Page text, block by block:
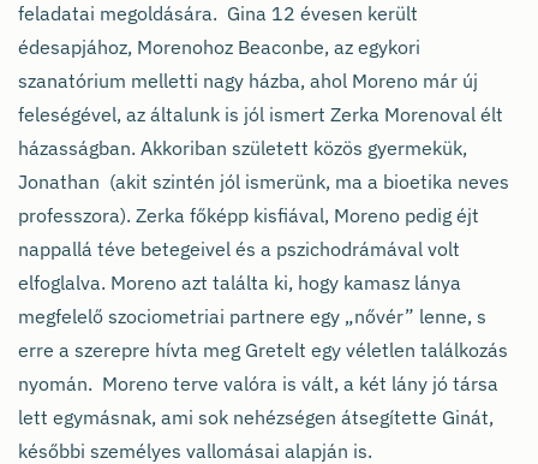
feladatai megoldására. Gina 12 évesen került
édesapjához, Morenohoz Beaconbe, az egykori
szanatórium melletti nagy házba, ahol Moreno már új
feleségével, az általunk is jól ismert Zerka Morenoval élt
házasságban. Akkoriban született közös gyermekük,
Jonathan (akit szintén jól ismerünk, ma a bioetika neves
professzora). Zerka főképp kisfiával, Moreno pedig éjt
nappallá téve betegeivel és a pszichodrámával volt
elfoglalva. Moreno azt találta ki, hogy kamasz lánya
megfelelő szociometriai partnere egy „nővér” lenne, s
erre a szerepre hívta meg Gretelt egy véletlen találkozás
nyomán. Moreno terve valóra is vált, a két lány jó társa
lett egymásnak, ami sok nehézségen átsegítette Ginát,
későbbi személyes vallomásai alapján is.